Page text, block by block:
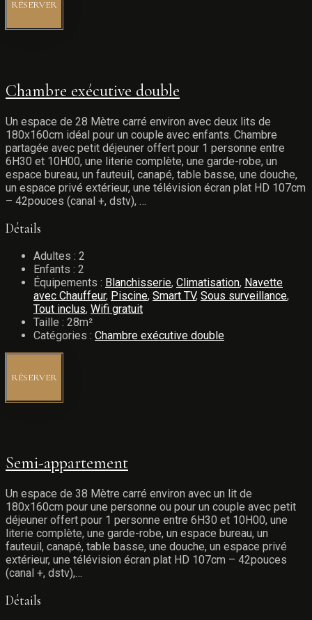
RÉSERVER
Chambre exécutive double
Un espace de 28 Mètre carré environ avec deux lits de
180x160cm idéal pour un couple avec enfants. Chambre
partagée avec petit déjeuner offert pour 1 personne entre
6H30 et 10H00, une literie complète, une garde-robe, un
espace bureau, un fauteuil, canapé, table basse, une douche,
un espace privé extérieur, une télévision écran plat HD 107cm
– 42pouces (canal +, dstv), …
Détails
Adultes : 2
Enfants : 2
Équipements : Blanchisserie, Climatisation, Navette
avec Chauffeur, Piscine, Smart TV, Sous surveillance,
Tout inclus, Wifi gratuit
Taille : 28m²
Catégories : Chambre exécutive double
RÉSERVER
Semi-appartement
Un espace de 38 Mètre carré environ avec un lit de
180x160cm pour une personne ou pour un couple avec petit
déjeuner offert pour 1 personne entre 6H30 et 10H00, une
literie complète, une garde-robe, un espace bureau, un
fauteuil, canapé, table basse, une douche, un espace privé
extérieur, une télévision écran plat HD 107cm – 42pouces
(canal +, dstv),…
Détails